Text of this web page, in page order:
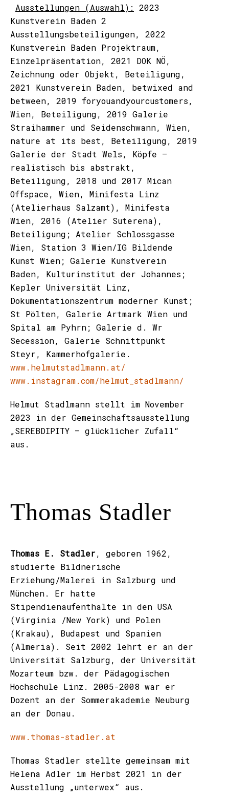
Ausstellungen (Auswahl):
2023
Kunstverein Baden 2
Ausstellungsbeteiligungen, 2022
Kunstverein Baden Projektraum,
Einzelpräsentation, 2021 DOK NÖ,
Zeichnung oder Objekt, Beteiligung,
2021 Kunstverein Baden, betwixed and
between, 2019 foryouandyourcustomers,
Wien, Beteiligung, 2019 Galerie
Straihammer und Seidenschwann, Wien,
nature at its best, Beteiligung, 2019
Galerie der Stadt Wels, Köpfe –
realistisch bis abstrakt,
Beteiligung, 2018 und 2017 Mican
Offspace, Wien, Minifesta Linz
(Atelierhaus Salzamt), Minifesta
Wien, 2016 (Atelier Suterena),
Beteiligung; Atelier Schlossgasse
Wien, Station 3 Wien/IG Bildende
Kunst Wien; Galerie Kunstverein
Baden, Kulturinstitut der Johannes;
Kepler Universität Linz,
Dokumentationszentrum moderner Kunst;
St Pölten, Galerie Artmark Wien und
Spital am Pyhrn; Galerie d. Wr
Secession, Galerie Schnittpunkt
Steyr, Kammerhofgalerie.
www.helmutstadlmann.at/
www.instagram.com/helmut_stadlmann/
Helmut Stadlmann stellt im November
2023 in der Gemeinschaftsausstellung
„SEREBDIPITY – glücklicher Zufall“
aus.
Thomas Stadler
Thomas E. Stadler, geboren 1962,
studierte Bildnerische
Erziehung/Malerei in Salzburg und
München. Er hatte
Stipendienaufenthalte in den USA
(Virginia /New York) und Polen
(Krakau), Budapest und Spanien
(Almeria). Seit 2002 lehrt er an der
Universität Salzburg, der Universität
Mozarteum bzw. der Pädagogischen
Hochschule Linz. 2005-2008 war er
Dozent an der Sommerakademie Neuburg
an der Donau.
www.thomas-stadler.at
Thomas Stadler stellte gemeinsam mit
Helena Adler im Herbst 2021 in der
Ausstellung „unterwex“ aus.